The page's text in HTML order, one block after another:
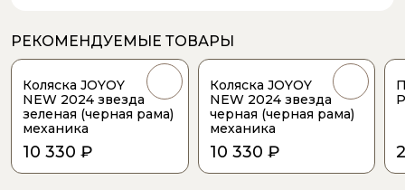
РЕКОМЕНДУЕМЫЕ ТОВАРЫ
Коляска JOYOY
NEW 2024 звезда
зеленая (черная рама)
механика
10 330 ₽
Коляска JOYOY
NEW 2024 звезда
черная (черная рама)
механика
10 330 ₽